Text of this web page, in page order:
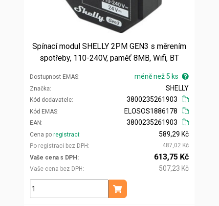
Spínací modul SHELLY 2PM GEN3 s měrením
spotřeby, 110-240V, paměť 8MB, Wifi, BT
Dostupnost EMAS méně než 5 ks
Značka
Kód dodavatele
SHELLY
3800235261903
Kód EMAS
EAN
ELOSOS1886178
3800235261903
Cena po registraci
Po registraci bez DPH
589,29 Kč
487,02 Kč
Vaše cena s DPH
Vaše cena bez DPH
613,75 Kč
507,23 Kč
ks
Přidat do košíku